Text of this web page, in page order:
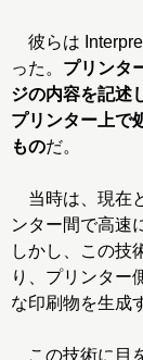
彼らは
った。 プリンタ
ジの内容を記述
プリンター上で
ものだ。
当時は、現在
ンター間で高速
しかし、この技
り、プリンター
な印刷物を生成
この技術に目